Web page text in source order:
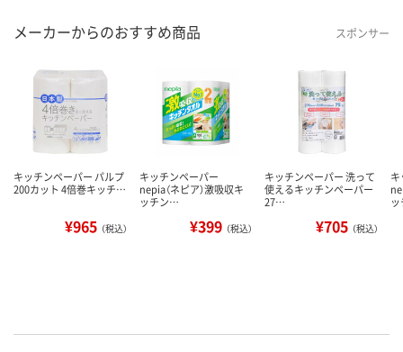
メーカーからのおすすめ商品 スポンサー
キッチンペーパー パルプ
200カット 4倍巻キッチ…
¥965 （税込）
キッチンペーパー
nepia（ネピア）激吸収キ
ッチン…
¥399 （税込）
キッチンペーパー 洗って
使えるキッチンペーパー
27…
¥705 （税込）